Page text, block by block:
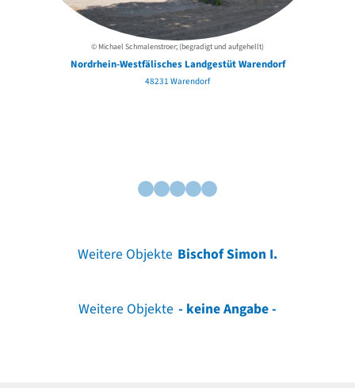
© Michael Schmalenstroer; (begradigt und aufgehellt)
Nordrhein-Westfälisches Landgestüt Warendorf
48231 Warendorf
Weitere Objekte Bischof Simon I.
Weitere Objekte - keine Angabe -